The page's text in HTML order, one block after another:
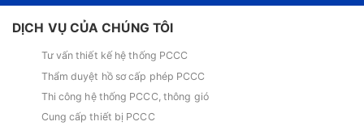
DỊCH VỤ CỦA CHÚNG TÔI
Tư vấn thiết kế hệ thống PCCC
Thẩm duyệt hồ sơ cấp phép PCCC
Thi công hệ thống PCCC, thông gió
Cung cấp thiết bị PCCC